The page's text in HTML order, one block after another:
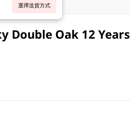
選擇送貨方式
Double Oak 12 Years